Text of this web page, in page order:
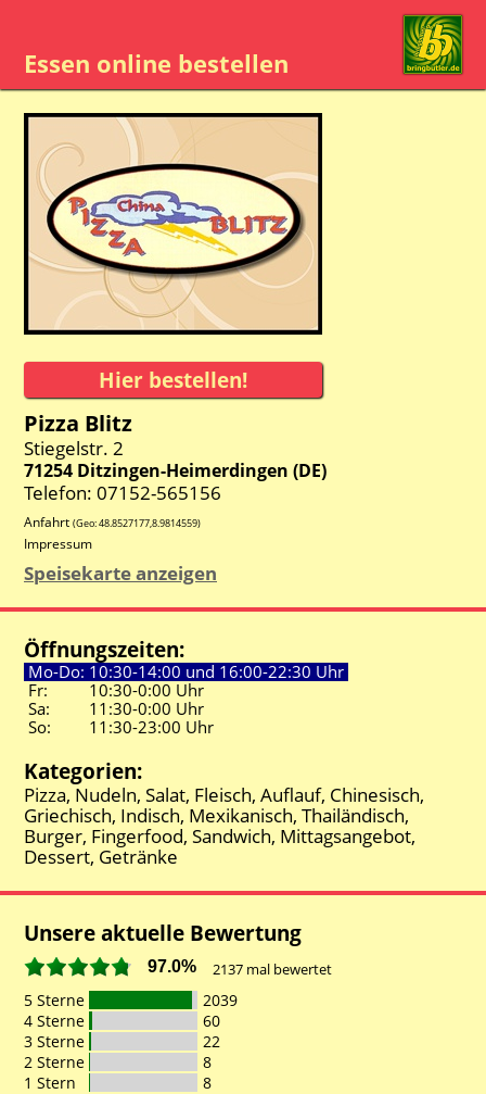
Essen online bestellen
Pizza Blitz
Stiegelstr. 2
71254 Ditzingen-Heimerdingen (DE)
Telefon: 07152-565156
Anfahrt (Geo:48.8527177,8.9814559)
Impressum
Speisekarte anzeigen
Öffnungszeiten:
Mo-Do: 10:30-14:00 und 16:00-22:30 Uhr
Fr:
10:30-0:00 Uhr
Sa:
11:30-0:00 Uhr
So:
11:30-23:00 Uhr
Kategorien:
Pizza, Nudeln, Salat, Fleisch, Auflauf, Chinesisch,
Griechisch, Indisch, Mexikanisch, Thailändisch,
Burger, Fingerfood, Sandwich, Mittagsangebot,
Dessert, Getränke
Unsere aktuelle Bewertung
97.0% 2137 mal bewertet
5 Sterne
2039
4 Sterne
60
3 Sterne
22
2 Sterne
8
1 Stern
8